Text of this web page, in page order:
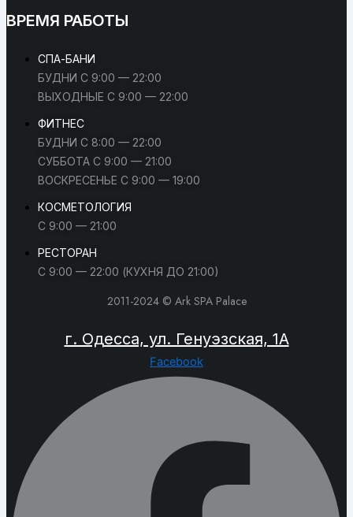
ВРЕМЯ РАБОТЫ​
СПА-БАНИ
БУДНИ С 9:00 — 22:00
ВЫХОДНЫЕ С 9:00 — 22:00
ФИТНЕС
БУДНИ С 8:00 — 22:00
СУББОТА С 9:00 — 21:00
ВОСКРЕСЕНЬЕ С 9:00 — 19:00
КОСМЕТОЛОГИЯ
С 9:00 — 21:00
РЕСТОРАН
С 9:00 — 22:00 (КУХНЯ ДО 21:00)
2011-2024 © Ark SPA Palace
г. Одесса, ул. Генуэзская, 1А
Facebook